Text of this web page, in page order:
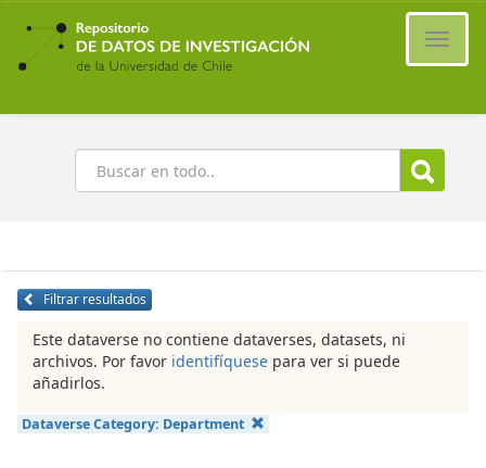
Ir
contenido
principal
Buscar
Filtrar resultados
Este dataverse no contiene dataverses, datasets, ni
archivos. Por favor identifíquese para ver si puede
añadirlos.
Dataverse Category: Department